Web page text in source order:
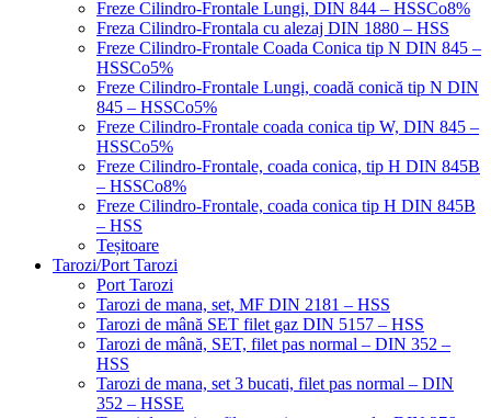
Freze Cilindro-Frontale Lungi, DIN 844 – HSSCo8%
Freza Cilindro-Frontala cu alezaj DIN 1880 – HSS
Freze Cilindro-Frontale Coada Conica tip N DIN 845 –
HSSCo5%
Freze Cilindro-Frontale Lungi, coadă conică tip N DIN
845 – HSSCo5%
Freze Cilindro-Frontale coada conica tip W, DIN 845 –
HSSCo5%
Freze Cilindro-Frontale, coada conica, tip H DIN 845B
– HSSCo8%
Freze Cilindro-Frontale, coada conica tip H DIN 845B
– HSS
Teșitoare
Tarozi/Port Tarozi
Port Tarozi
Tarozi de mana, set, MF DIN 2181 – HSS
Tarozi de mână SET filet gaz DIN 5157 – HSS
Tarozi de mână, SET, filet pas normal – DIN 352 –
HSS
Tarozi de mana, set 3 bucati, filet pas normal – DIN
352 – HSSE